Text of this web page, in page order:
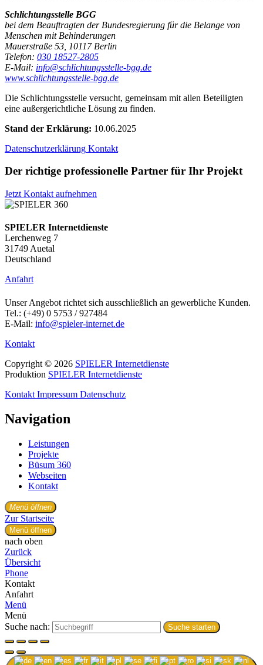
Schlichtungsstelle BGG
bei dem Beauftragten der Bundesregierung für die Belange von
Menschen mit Behinderungen
Mauerstraße 53, 10117 Berlin
Telefon: 030 18527-2805
E-Mail: info@schlichtungsstelle-bgg.de
www.schlichtungsstelle-bgg.de
Die Schlichtungsstelle versucht, gemeinsam mit allen Beteiligten
eine außergerichtliche Lösung zu finden.
Stand der Erklärung: 10.06.2025
Datenschutzerklärung Kontakt
Der richtige professionelle Partner für Ihr Projekt
Jetzt Kontakt aufnehmen
SPIELER Internetdienste
Lerchenweg 7
31749 Auetal
Deutschland
Anfahrt
Unser Angebot richtet sich ausschließlich an gewerbliche Kunden.
Tel.: (+49) 0 5753 / 927484
E-Mail: info@spieler-internet.de
Kontakt
Copyright © 2026 SPIELER Internetdienste
Produktion SPIELER Internetdienste
Kontakt Impressum Datenschutz
Navigation
Leistungen
Projekte
Büsum 360
Webseiten
Kontakt
Menü öffnen
Zur Startseite
Menü öffnen
nach oben
Zurück
Übersicht
Phone
Kontakt
Anfahrt
Menü
Menü
Suche nach:
Suche starten